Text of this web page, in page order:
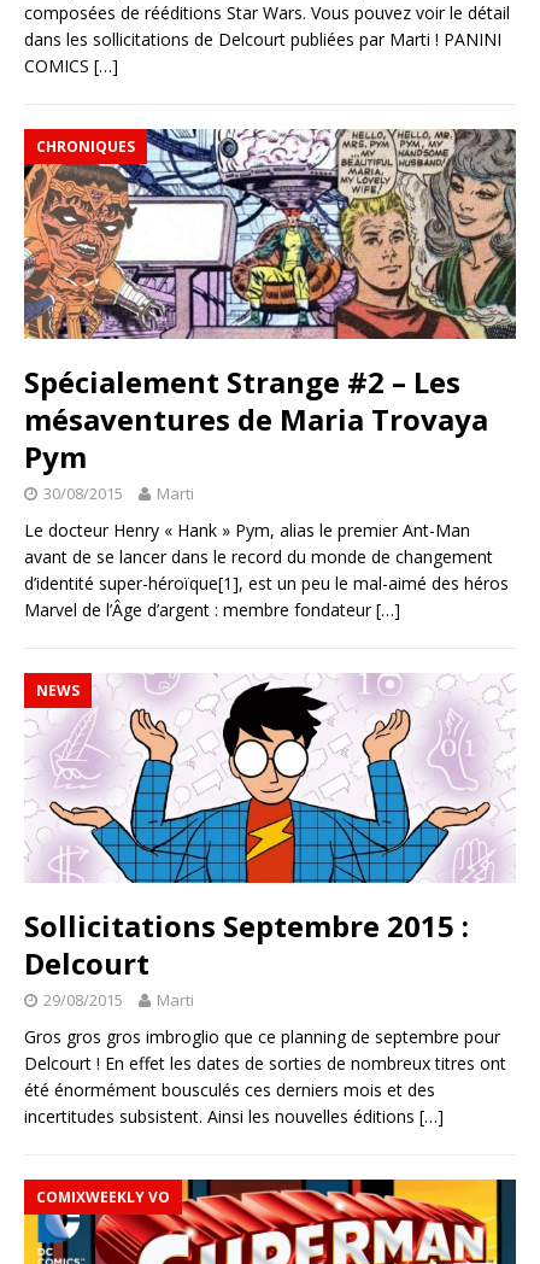
composées de rééditions Star Wars. Vous pouvez voir le détail
dans les sollicitations de Delcourt publiées par Marti ! PANINI
COMICS […]
CHRONIQUES
Spécialement Strange #2 – Les
mésaventures de Maria Trovaya
Pym
30/08/2015 Marti
Le docteur Henry « Hank » Pym, alias le premier Ant-Man
avant de se lancer dans le record du monde de changement
d’identité super-héroïque[1], est un peu le mal-aimé des héros
Marvel de l’Âge d’argent : membre fondateur[…]
NEWS
Sollicitations Septembre 2015 :
Delcourt
29/08/2015 Marti
Gros gros gros imbroglio que ce planning de septembre pour
Delcourt ! En effet les dates de sorties de nombreux titres ont
été énormément bousculés ces derniers mois et des
incertitudes subsistent. Ainsi les nouvelles éditions […]
COMIXWEEKLY VO